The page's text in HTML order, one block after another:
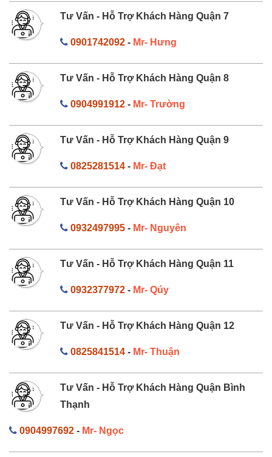
Tư Vấn - Hỗ Trợ Khách Hàng Quận 7
0901742092- Mr- Hưng
Tư Vấn - Hỗ Trợ Khách Hàng Quận 8
0904991912- Mr- Trường
Tư Vấn - Hỗ Trợ Khách Hàng Quận 9
0825281514- Mr- Đạt
Tư Vấn - Hỗ Trợ Khách Hàng Quận 10
0932497995- Mr- Nguyên
Tư Vấn - Hỗ Trợ Khách Hàng Quận 11
0932377972- Mr- Qúy
Tư Vấn - Hỗ Trợ Khách Hàng Quận 12
0825841514- Mr- Thuận
Tư Vấn - Hỗ Trợ Khách Hàng Quận Bình
Thạnh
0904997692 - Mr- Ngọc